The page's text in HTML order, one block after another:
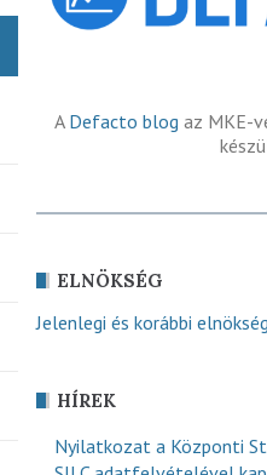
A Defacto blog az MKE-
ELNÖKSÉG
Jelenlegi és korábbi
HÍREK
Nyilatkozat a Központi